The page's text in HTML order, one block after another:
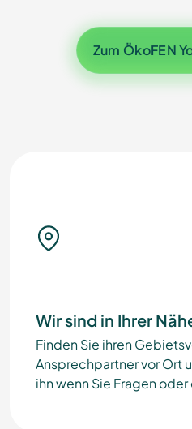
Zum ÖkoFEN
Wir sind in Ihrer
Finden Sie ihren
Ansprechpartner vor Ort
ihn wenn Sie Fragen